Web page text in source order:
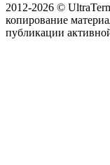
2012-2026 ©
копирование
публикации